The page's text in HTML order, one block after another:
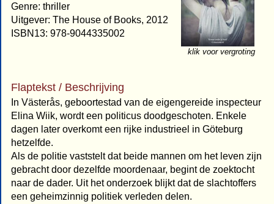
klik voor vergroting
Genre: thriller
Uitgever: The House of Books, 2012
ISBN13: 978-9044335002
Flaptekst / Beschrijving
In Västerås, geboortestad van de eigengereide inspecteur
Elina Wiik, wordt een politicus doodgeschoten. Enkele
dagen later overkomt een rijke industrieel in Göteburg
hetzelfde.
Als de politie vaststelt dat beide mannen om het leven zijn
gebracht door dezelfde moordenaar, begint de zoektocht
naar de dader. Uit het onderzoek blijkt dat de slachtoffers
een geheimzinnig politiek verleden delen.